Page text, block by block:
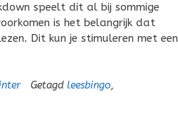
speelt dit al bij sommige
is het belangrijk dat
Dit kun je stimuleren met een
Getagd leesbingo,